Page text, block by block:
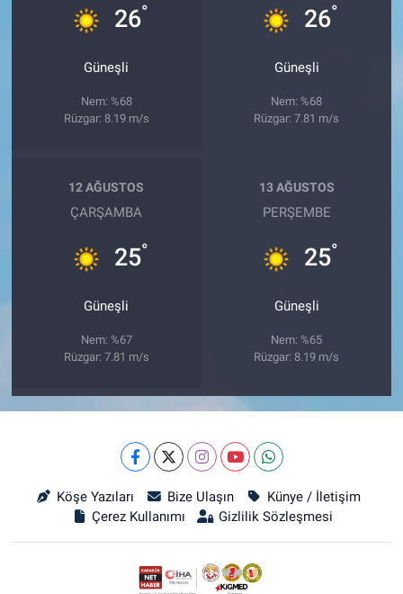
26°
Güneşli
Nem: %68
Rüzgar: 8.19 m/s
26°
Güneşli
Nem: %68
Rüzgar: 7.81 m/s
12 AĞUSTOS
ÇARŞAMBA
25°
Güneşli
Nem: %67
Rüzgar: 7.81 m/s
13 AĞUSTOS
PERŞEMBE
25°
Güneşli
Nem: %65
Rüzgar: 8.19 m/s
Köşe Yazıları Bize Ulaşın
Künye / İletişim
Çerez Kullanımı
Gizlilik Sözleşmesi